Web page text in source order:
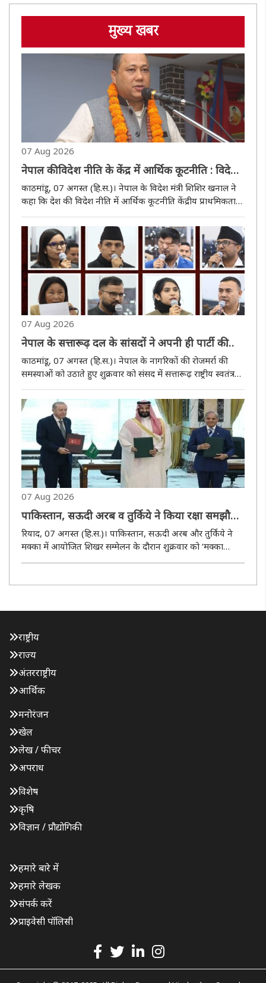
मुख्य खबर
07 Aug 2026
नेपाल की विदेश नीति के केंद्र में आर्थिक कूटनीति : विदेश
मंत्री शिशिर खनाल
काठमांडू, 07 अगस्त (हि.स.)। नेपाल के विदेश मंत्री शिशिर खनाल ने
कहा कि देश की विदेश नीति में आर्थिक कूटनीति केंद्रीय प्राथमिकता
बन गई है। इसका उद्देश्य नागरिकों के जीवन स्तर में सुधार करना और
व्यापार, निवेश, रोजगार, उद्यमिता, पर्यटन, प्रौद्योगिकी,..
07 Aug 2026
नेपाल के सत्तारूढ़ दल के सांसदों ने अपनी ही पार्टी की
सरकार से पूछा– ‘सरकार कहां है?’
काठमांडू, 07 अगस्त (हि.स.)। नेपाल के नागरिकों की रोजमर्रा की
समस्याओं को उठाते हुए शुक्रवार को संसद में सत्तारूढ़ राष्ट्रीय स्वतंत्र
पार्टी (आरएसपी) के ही सांसदों ने सरकार से सवाल किया– ‘सरकार
कहां है?’ खाना पकाने वाली गैस की कमी, रासायनिक खाद ..
07 Aug 2026
पाकिस्तान, सऊदी अरब व तुर्किये ने किया रक्षा समझौता,
एक पर हमला होने पर तीनों मिलकर देंगे जवाब
रियाद, 07 अगस्त (हि.स.)। पाकिस्तान, सऊदी अरब और तुर्किये ने
मक्का में आयोजित शिखर सम्मेलन के दौरान शुक्रवार को ‘मक्का
संयुक्त रक्षा समझौते’ पर हस्ताक्षर किए। समझौते का उद्देश्य तीनों देशों
राष्ट्रीय
राज्य
अंतरराष्ट्रीय
आर्थिक
मनोरंजन
खेल
लेख / फीचर
अपराध
विशेष
कृषि
विज्ञान / प्रौद्योगिकी
हमारे बारे में
हमारे लेखक
संपर्क करें
प्राइवेसी पॉलिसी